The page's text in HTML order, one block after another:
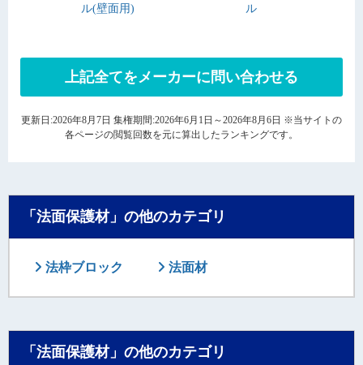
ル(壁面用) ル
上記全てをメーカーに問い合わせる
更新日:2026年8月7日 集権期間:2026年6月1日～2026年8月6日 ※当サイトの
各ページの閲覧回数を元に算出したランキングです。
「法面保護材」の他のカテゴリ
法枠ブロック 法面材
「法面保護材」の他のカテゴリ